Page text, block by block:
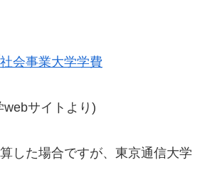
サイトより)
した場合ですが、東京通信大学